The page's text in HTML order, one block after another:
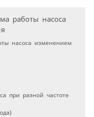
насоса изменением
при разной частоте